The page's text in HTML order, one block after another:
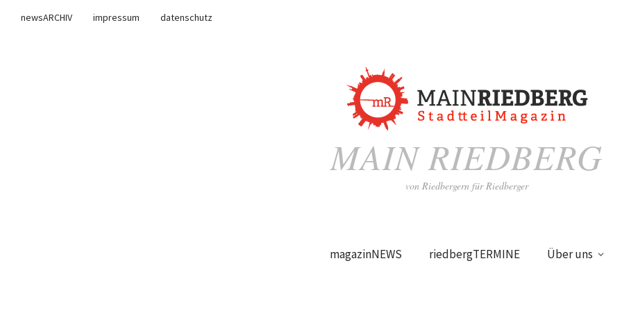
newsARCHIV impressum
datenschutz
MAIN RIEDBERG
von Riedbergern für Riedberger
magazinNEWS riedbergTERMINE Über uns